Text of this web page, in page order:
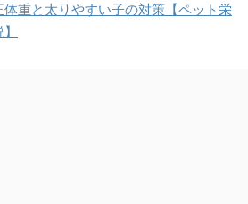
体重と太りやすい子の対策【ペット栄